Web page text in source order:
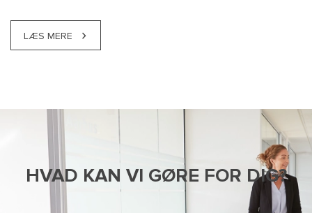
LÆS MERE
HVAD KAN VI GØRE FOR DIG?